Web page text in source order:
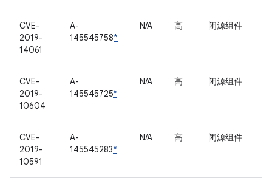
CVE-
2019-
14061
A-
145545758*
N/A 高 闭源组件
CVE-
2019-
10604
A-
145545725*
N/A 高 闭源组件
CVE-
2019-
10591
A-
145545283*
N/A 高 闭源组件